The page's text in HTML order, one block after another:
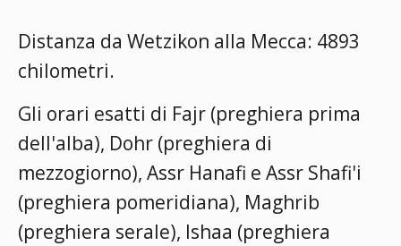
Distanza da Wetzikon alla Mecca: 4893
chilometri.
Gli orari esatti di Fajr (preghiera prima
dell'alba), Dohr (preghiera di
mezzogiorno), Assr Hanafi e Assr Shafi'i
(preghiera pomeridiana), Maghrib
(preghiera serale), Ishaa (preghiera